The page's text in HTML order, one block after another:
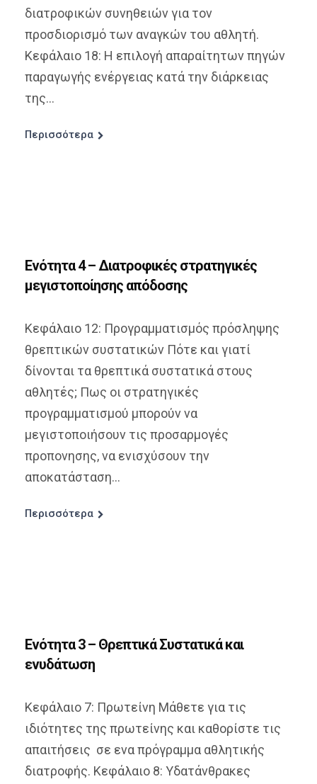
διατροφικών συνηθειών για τον
προσδιορισμό των αναγκών του αθλητή.
Κεφάλαιο 18: Η επιλογή απαραίτητων πηγών
παραγωγής ενέργειας κατά την διάρκειας
της...
Περισσότερα
Ενότητα 4 – Διατροφικές στρατηγικές
μεγιστοποίησης απόδοσης
Κεφάλαιο 12: Προγραμματισμός πρόσληψης
θρεπτικών συστατικών Πότε και γιατί
δίνονται τα θρεπτικά συστατικά στους
αθλητές; Πως οι στρατηγικές
προγραμματισμού μπορούν να
μεγιστοποιήσουν τις προσαρμογές
προπονησης, να ενισχύσουν την
αποκατάσταση...
Περισσότερα
Ενότητα 3 – Θρεπτικά Συστατικά και
ενυδάτωση
Κεφάλαιο 7: Πρωτείνη Μάθετε για τις
ιδιότητες της πρωτείνης και καθορίστε τις
απαιτήσεις σε ενα πρόγραμμα αθλητικής
διατροφής. Κεφάλαιο 8: Υδατάνθρακες